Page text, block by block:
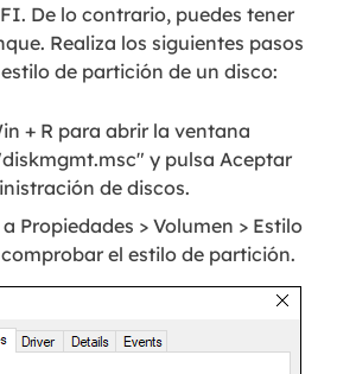
De lo contrario, puedes tener
Realiza los siguientes pasos
de partición de un disco:
+ R para abrir la ventana
y pulsa Aceptar
de discos.
Propiedades > Volumen > Estilo
el estilo de partición.